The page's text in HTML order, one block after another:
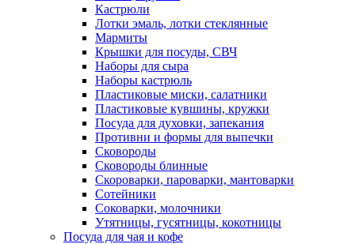
Кастрюли
Лотки эмаль, лотки стеклянные
Мармиты
Крышки для посуды, СВЧ
Наборы для сыра
Наборы кастрюль
Пластиковые миски, салатники
Пластиковые кувшины, кружки
Посуда для духовки, запекания
Противни и формы для выпечки
Сковороды
Сковороды блинные
Скороварки, пароварки, мантоварки
Сотейники
Соковарки, молочники
Утятницы, гусятницы, кокотницы
Посуда для чая и кофе